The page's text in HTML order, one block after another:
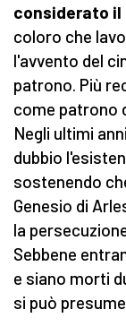
considerato
coloro che
l'avvento del
patrono. Più
come patrono
Negli ultimi
dubbio
sostenendo
Genesio di
la
Sebbene
e siano morti
si può